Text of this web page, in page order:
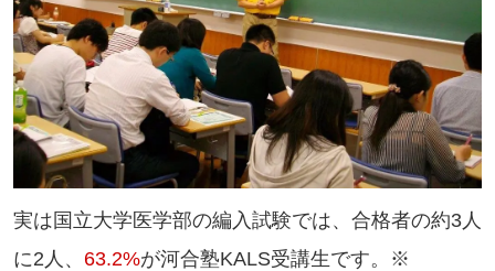
実は国立大学医学部の編入試験では、合格者の約3人
に2人、 63.2%が河合塾KALS受講生です。※